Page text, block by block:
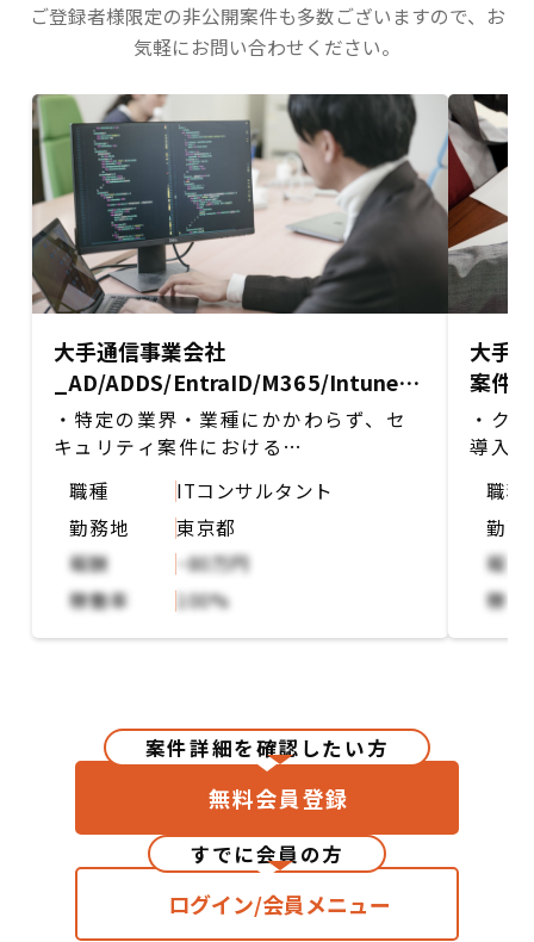
ご登録者様限定の非公開案件も多数ございますので、お
気軽にお問い合わせください。
大手通信事業会社
_AD/ADDS/EntraID/M365/Intune領
域のPMもしくはSE
・特定の業界・業種にかかわらず、セ
キュリティ案件における
AD/ADDS/EntraID/M365/Intune領域
のPMもしくはSEの業務
・上位工程での会議ファシリテート
職種
ITコンサルタント
勤務地
東京都
報酬
~80万円
稼働率
100%
大手
案件
・ク
導入
する
・本
らリ
する
職種
勤務
報酬
稼働
案件詳細を確認したい方
無料会員登録
すでに会員の方
ログイン/会員メニュー